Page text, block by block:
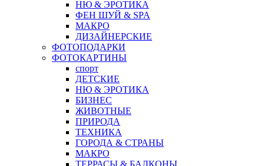
НЮ & ЭРОТИКА
ФЕН ШУЙ & SPA
МАКРО
ДИЗАЙНЕРСКИЕ
ФОТОПОДАРКИ
ФОТОКАРТИНЫ
спорт
ДЕТСКИЕ
НЮ & ЭРОТИКА
БИЗНЕС
ЖИВОТНЫЕ
ПРИРОДА
ТЕХНИКА
ГОРОДА & СТРАНЫ
МАКРО
ТЕРРАСЫ & БАЛКОНЫ